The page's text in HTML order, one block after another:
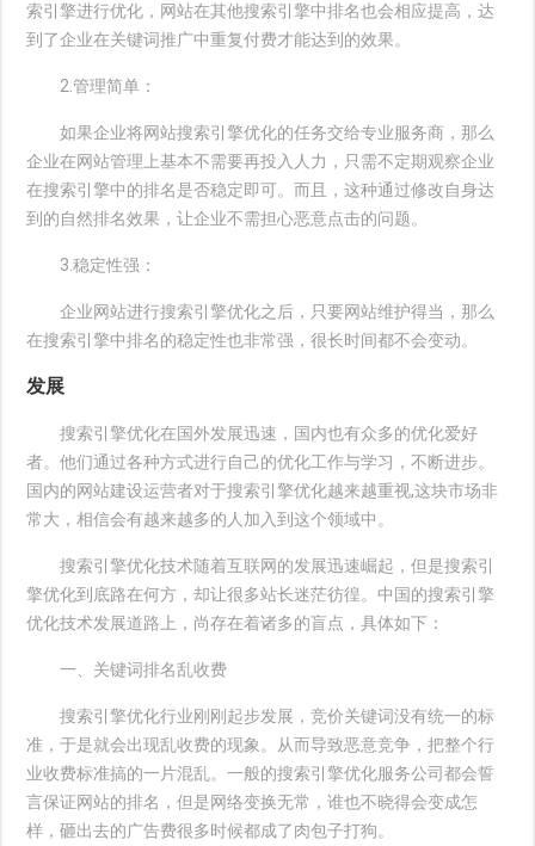
索引擎进行优化，网站在其他搜索引擎中排名也会相应提高，达
到了企业在关键词推广中重复付费才能达到的效果。
2.管理简单：
如果企业将网站搜索引擎优化的任务交给专业服务商，那么
企业在网站管理上基本不需要再投入人力，只需不定期观察企业
在搜索引擎中的排名是否稳定即可。而且，这种通过修改自身达
到的自然排名效果，让企业不需担心恶意点击的问题。
3.稳定性强：
企业网站进行搜索引擎优化之后，只要网站维护得当，那么
在搜索引擎中排名的稳定性也非常强，很长时间都不会变动。
发展
搜索引擎优化在国外发展迅速，国内也有众多的优化爱好
者。他们通过各种方式进行自己的优化工作与学习，不断进步。
国内的网站建设运营者对于搜索引擎优化越来越重视,这块市场非
常大，相信会有越来越多的人加入到这个领域中。
搜索引擎优化技术随着互联网的发展迅速崛起，但是搜索引
擎优化到底路在何方，却让很多站长迷茫彷徨。中国的搜索引擎
优化技术发展道路上，尚存在着诸多的盲点，具体如下：
一、关键词排名乱收费
搜索引擎优化行业刚刚起步发展，竞价关键词没有统一的标
准，于是就会出现乱收费的现象。从而导致恶意竞争，把整个行
业收费标准搞的一片混乱。一般的搜索引擎优化服务公司都会誓
言保证网站的排名，但是网络变换无常，谁也不晓得会变成怎
样，砸出去的广告费很多时候都成了肉包子打狗。